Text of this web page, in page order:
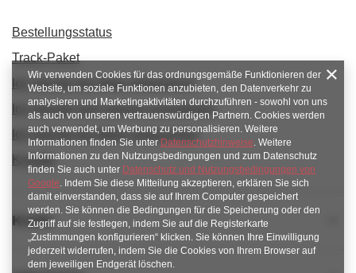
Bestellungsstatus
Track-Paket
Ich möchte die Ware reklamieren
Ich möchte vom Vertrag zurücktreten
Ich möchte die Ware umtauschen
Kontakt
Konto
Wir verwenden Cookies für das ordnungsgemäße Funktionieren der
Website, um soziale Funktionen anzubieten, den Datenverkehr zu
analysieren und Marketingaktivitäten durchzuführen - sowohl von uns
als auch von unseren vertrauenswürdigen Partnern. Cookies werden
auch verwendet, um Werbung zu personalisieren. Weitere
Informationen finden Sie unter Datenschutzhinweise. Weitere
Informationen zu den Nutzungsbedingungen und zum Datenschutz
finden Sie auch unter Datenschutz und Nutzungsbedingungen von
Google. Indem Sie diese Mitteilung akzeptieren, erklären Sie sich
damit einverstanden, dass sie auf Ihrem Computer gespeichert
werden. Sie können die Bedingungen für die Speicherung oder den
Zugriff auf sie festlegen, indem Sie auf die Registerkarte
„Zustimmungen konfigurieren“ klicken. Sie können Ihre Einwilligung
jederzeit widerrufen, indem Sie die Cookies von Ihrem Browser auf
dem jeweiligen Endgerät löschen.